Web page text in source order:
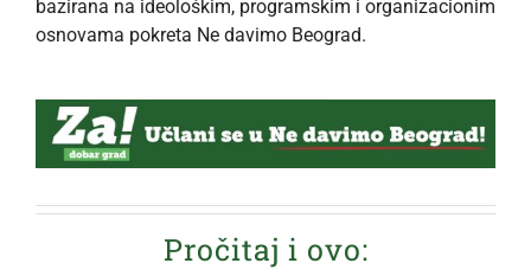
bazirana na ideološkim, programskim i organizacionim
osnovama pokreta Ne davimo Beograd.
Pročitaj i ovo: